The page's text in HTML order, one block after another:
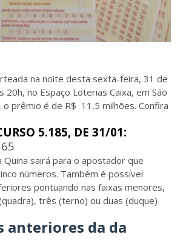
na noite desta sexta-feira, 31 de
20h, no Espaço Loterias Caixa, em São
o prêmio é de R$ 11,5 milhões. Confira
5.185, DE 31/01:
sairá para o apostador que
números. Também é possível
pontuando nas faixas menores,
três (terno) ou duas (duque)
anteriores da da